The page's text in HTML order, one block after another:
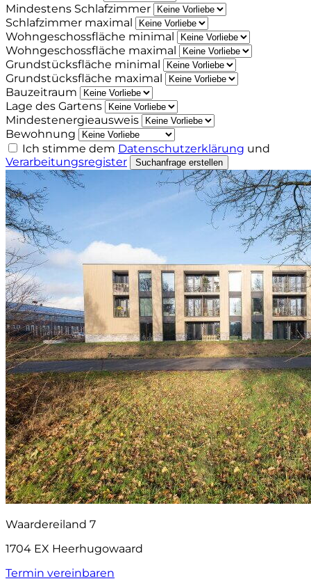
Mindestens Schlafzimmer
Schlafzimmer maximal
Wohngeschossfläche minimal
Wohngeschossfläche maximal
Grundstücksfläche minimal
Grundstücksfläche maximal
Bauzeitraum
Lage des Gartens
Mindestenergieausweis
Bewohnung
Ich stimme dem Datenschutzerklärung und
Verarbeitungsregister
Suchanfrage erstellen
Waardereiland 7
1704 EX Heerhugowaard
Termin vereinbaren